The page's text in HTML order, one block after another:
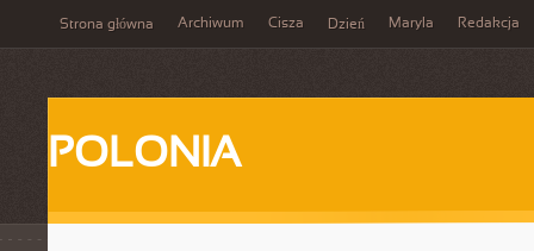
Strona główna Archiwum Cisza Dzień Maryla Redakcja
POLONIA